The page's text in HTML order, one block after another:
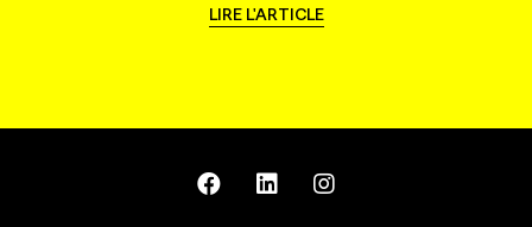
LIRE L'ARTICLE